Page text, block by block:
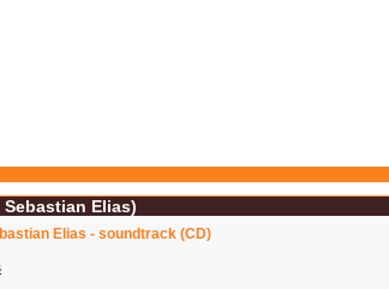
Elias)
Elias - soundtrack (CD)